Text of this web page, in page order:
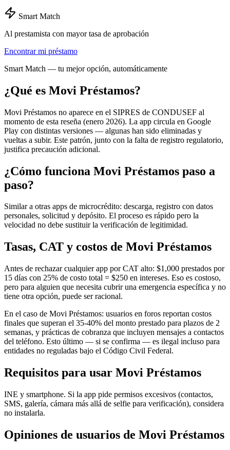
Smart Match
Al prestamista con mayor tasa de aprobación
Encontrar mi préstamo
Smart Match — tu mejor opción, automáticamente
¿Qué es Movi Préstamos?
Movi Préstamos no aparece en el SIPRES de CONDUSEF al
momento de esta reseña (enero 2026). La app circula en Google
Play con distintas versiones — algunas han sido eliminadas y
vueltas a subir. Este patrón, junto con la falta de registro regulatorio,
justifica precaución adicional.
¿Cómo funciona Movi Préstamos paso a
paso?
Similar a otras apps de microcrédito: descarga, registro con datos
personales, solicitud y depósito. El proceso es rápido pero la
velocidad no debe sustituir la verificación de legitimidad.
Tasas, CAT y costos de Movi Préstamos
Antes de rechazar cualquier app por CAT alto: $1,000 prestados por
15 días con 25% de costo total = $250 en intereses. Eso es costoso,
pero para alguien que necesita cubrir una emergencia específica y no
tiene otra opción, puede ser racional.
En el caso de Movi Préstamos: usuarios en foros reportan costos
finales que superan el 35-40% del monto prestado para plazos de 2
semanas, y prácticas de cobranza que incluyen mensajes a contactos
del teléfono. Esto último — si se confirma — es ilegal incluso para
entidades no reguladas bajo el Código Civil Federal.
Requisitos para usar Movi Préstamos
INE y smartphone. Si la app pide permisos excesivos (contactos,
SMS, galería, cámara más allá de selfie para verificación), considera
no instalarla.
Opiniones de usuarios de Movi Préstamos